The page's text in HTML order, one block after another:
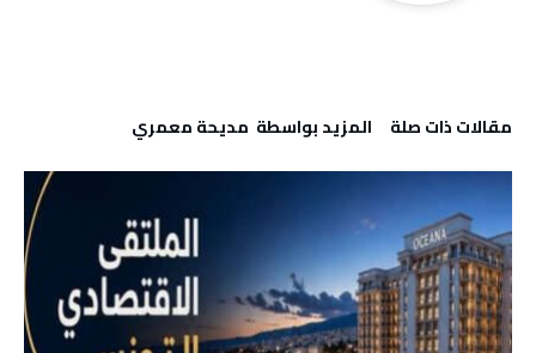
‫مقالات ذات صلة‬ ‫‫المزيد بواسطة‬ ‬ مديحة معمري